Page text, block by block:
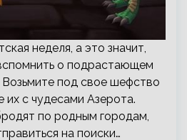
неделя, а это значит,
о подрастающем
под свое шефство
их с чудесами Азерота.
по родным городам,
на поиски…